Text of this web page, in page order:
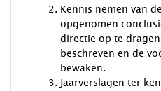
Kennis nemen van
opgenomen
directie op te
beschreven en de
bewaken.
Jaarverslagen ter